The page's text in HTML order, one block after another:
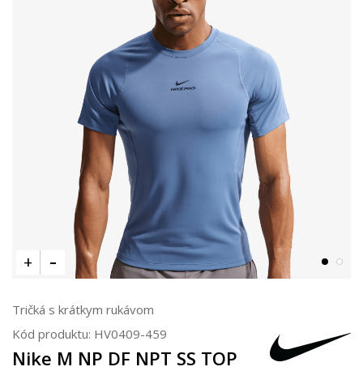
Tričká s krátkym rukávom
Kód produktu: HV0409-459
Nike M NP DF NPT SS TOP